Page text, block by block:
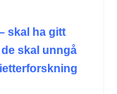
skal ha gitt
skal unngå